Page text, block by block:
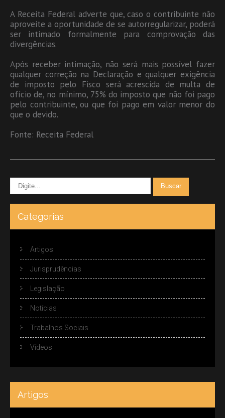
A Receita Federal adverte que, caso o contribuinte não
aproveite a oportunidade de se autorregularizar, poderá
ser intimado formalmente para comprovação das
divergências.
Após receber intimação, não será mais possível fazer
qualquer correção na Declaração e qualquer exigência
de imposto pelo Fisco será acrescida de multa de
ofício de, no mínimo, 75% do imposto que não foi pago
pelo contribuinte, ou que foi pago em valor menor do
que o devido.
Fonte: Receita Federal
Categorias
Artigos
Jurisprudências
Legislação
Notícias
Trabalhos Sociais
Vídeos
Artigos